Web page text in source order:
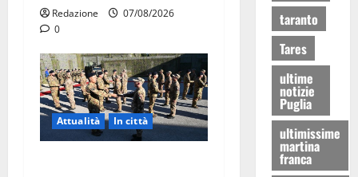
Redazione
07/08/2026
0
Attualità In città
taranto
Tares
ultime
notizie
Puglia
ultimissime
martina
franca